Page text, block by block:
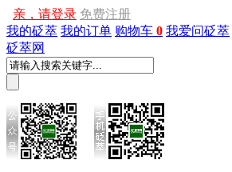
亲，请登录 免费注册
我的砭萃 我的订单 购物车 0 我爱问砭萃
砭萃网